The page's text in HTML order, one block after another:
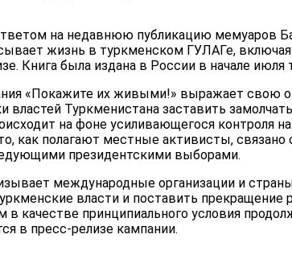
на недавнюю публикацию мемуаров
жизнь в туркменском ГУЛАГе,
Книга была издана в России в начале июля
«Покажите их живыми!» выражает свою
властей Туркменистана заставить
на фоне усиливающегося контроля на
как полагают местные активисты,
президентскими выборами.
международные организации и
власти и поставить прекращение
качестве принципиального условия
в пресс-релизе кампании.